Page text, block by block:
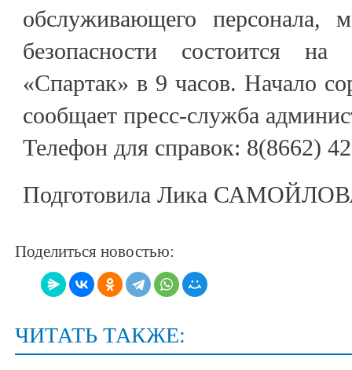
обслуживающего персонала,
безопасности состоится на
«Спартак» в 9 часов. Начало
сообщает пресс-служба
Телефон для справок: 8(8662)
Подготовила Лика
Поделиться новостью:
ЧИТАТЬ ТАКЖЕ: